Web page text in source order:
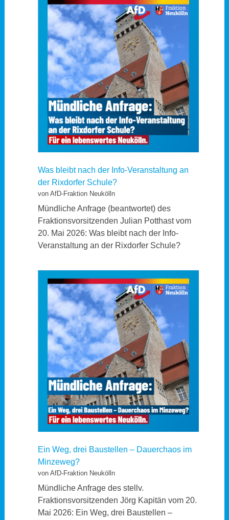
Was bleibt nach der Info-Veranstaltung an
der Rixdorfer Schule?
von AfD-Fraktion Neukölln
Mündliche Anfrage (beantwortet) des
Fraktionsvorsitzenden Julian Potthast vom
20. Mai 2026: Was bleibt nach der Info-
Veranstaltung an der Rixdorfer Schule?
Ein Weg, drei Baustellen – Dauerchaos im
Minzeweg?
von AfD-Fraktion Neukölln
Mündliche Anfrage des stellv.
Fraktionsvorsitzenden Jörg Kapitän vom 20.
Mai 2026: Ein Weg, drei Baustellen –